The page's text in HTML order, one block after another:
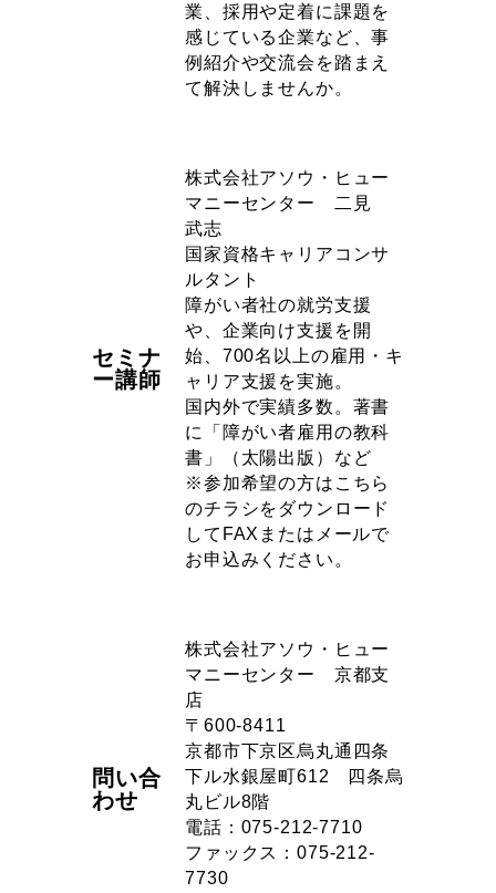
業、採用や定着に課題を
感じている企業など、事
例紹介や交流会を踏まえ
て解決しませんか。
セミナ
ー講師
株式会社アソウ・ヒュー
マニーセンター 二見
武志
国家資格キャリアコンサ
ルタント
障がい者社の就労支援
や、企業向け支援を開
始、700名以上の雇用・キ
ャリア支援を実施。
国内外で実績多数。著書
に「障がい者雇用の教科
書」（太陽出版）など
※参加希望の方はこちら
のチラシをダウンロード
してFAXまたはメールで
お申込みください。
問い合
わせ
株式会社アソウ・ヒュー
マニーセンター 京都支
店
〒600-8411
京都市下京区烏丸通四条
下ル水銀屋町612 四条烏
丸ビル8階
電話：075-212-7710
ファックス：075-212-
7730